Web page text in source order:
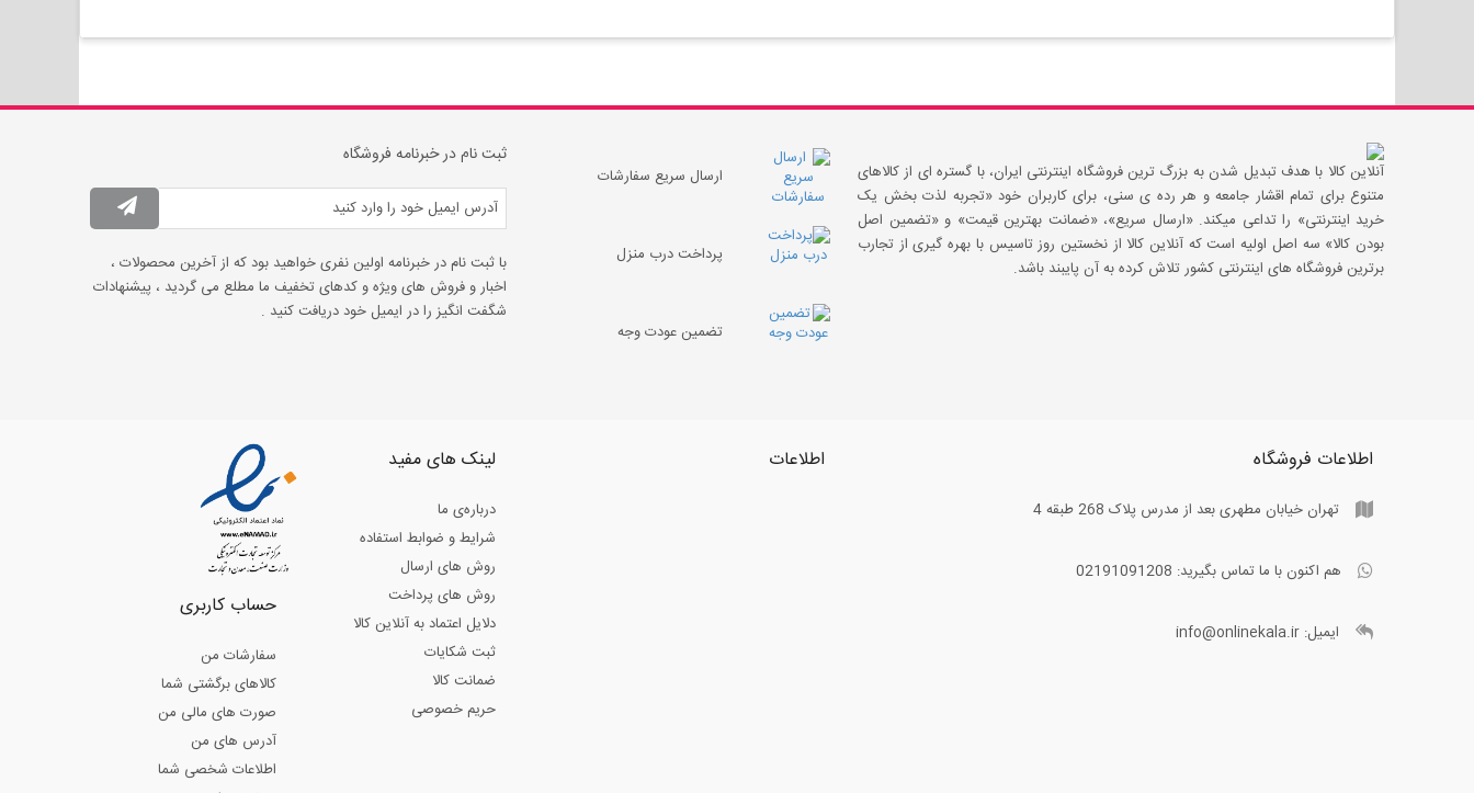
آنلاین کالا با هدف تبدیل شدن به بزرگ ترین فروشگاه اینترنتی ایران، با گستره ای از کالاهای
متنوع برای تمام اقشار جامعه و هر رده ی سنی، برای کاربران خود «تجربه لذت بخش یک
خرید اینترنتی» را تداعی میکند. «ارسال سریع»، «ضمانت بهترین قیمت» و «تضمین اصل
بودن کالا» سه اصل اولیه است که آنلاین کالا از نخستین روز تاسیس با بهره گیری از تجارب
برترین فروشگاه های اینترنتی کشور تلاش کرده به آن پایبند باشد.
ارسال سریع سفارشات
پرداخت درب منزل
تضمین عودت وجه
ثبت نام در خبرنامه فروشگاه
با ثبت نام در خبرنامه اولین نفری خواهید بود که از آخرین محصولات ،
اخبار و فروش های ویژه و کدهای تخفیف ما مطلع می گردید ، پیشنهادات
شگفت انگیز را در ایمیل خود دریافت کنید .
اطلاعات فروشگاه
تهران خیابان مطهری بعد از مدرس پلاک 268 طبقه 4
هم اکنون با ما تماس بگیرید: 02191091208
ایمیل: info@onlinekala.ir
اطلاعات لینک های مفید
درباره‌ی ما
شرایط و ضوابط استفاده
روش های ارسال
روش های پرداخت
دلایل اعتماد به آنلاین کالا
ثبت شکایات
ضمانت کالا
حریم خصوصی
حساب کاربری
سفارشات من
کالاهای برگشتی شما
صورت های مالی من
آدرس های من
اطلاعات شخصی شما